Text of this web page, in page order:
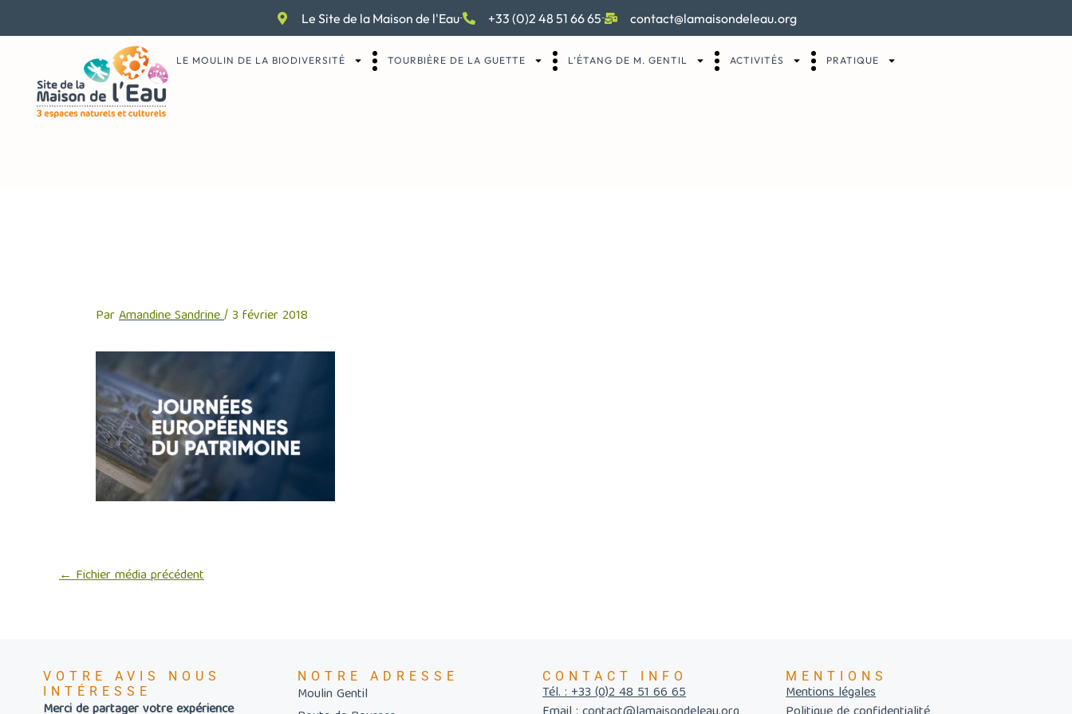
Le Site de la Maison de l'Eau +33 (0)2 48 51 66 65 contact@lamaisondeleau.org
LE MOULIN DE LA BIODIVERSITÉ TOURBIÈRE DE LA GUETTE L’ÉTANG DE M. GENTIL ACTIVITÉS PRATIQUE
ParAmandine Sandrine/3 février 2018
←Fichier média précédent
VOTRE AVIS NOUS
INTÉRESSE
NOTRE ADRESSE
Moulin Gentil
CONTACT INFO
Tél. : +33 (0)2 48 51 66 65
MENTIONS
Mentions légales